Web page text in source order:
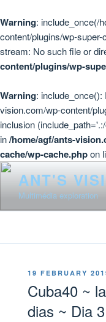
Warning: include_once(/
content/plugins/wp-
stream: No such file or
content/plugins/wp-
Warning:
vision.com/wp-content/
inclusion
in/home/agf/ants-
cache/wp-cache.phpon
Skip
content
ANT'S
Multimédia exploration
POSTED
19 FEBRUARY
Cuba40 ~
dias ~ Dia 3